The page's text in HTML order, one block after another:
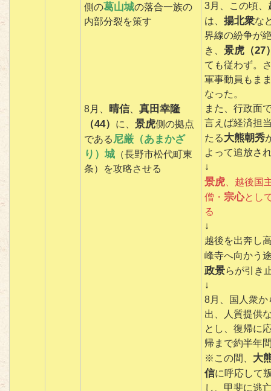
側の葛山城の落合一族の
内部分裂を策す
8月、 晴信、 真田幸隆
（44）
に、 景虎側の拠点
である尼厳（あまかざ
り）城 （長野市松代町東
条）を攻略させる
3月、この頃、
は、 揚北衆な
界線の紛争が
き、 景虎（27
ても従わず。
軍事動員もま
なった。
また、行政面
言えば経済担
たる大熊朝秀
よって追放さ
↓
景虎 、越後国
僧・ 宗心とし
る
↓
越後を出奔し
峰寺へ向かう
政景らが引き
↓
8月、国人衆か
出、人質提供
とし、復帰に
帰まで約半年
※この間、 大
信に呼応して
し、甲斐に逃